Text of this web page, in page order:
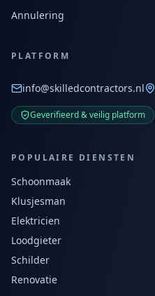
Annulering
PLATFORM
info@skilledcontractors.nl
Geverifieerd & veilig platform
POPULAIRE DIENSTEN
Schoonmaak
Klusjesman
Elektricien
Loodgieter
Schilder
Renovatie